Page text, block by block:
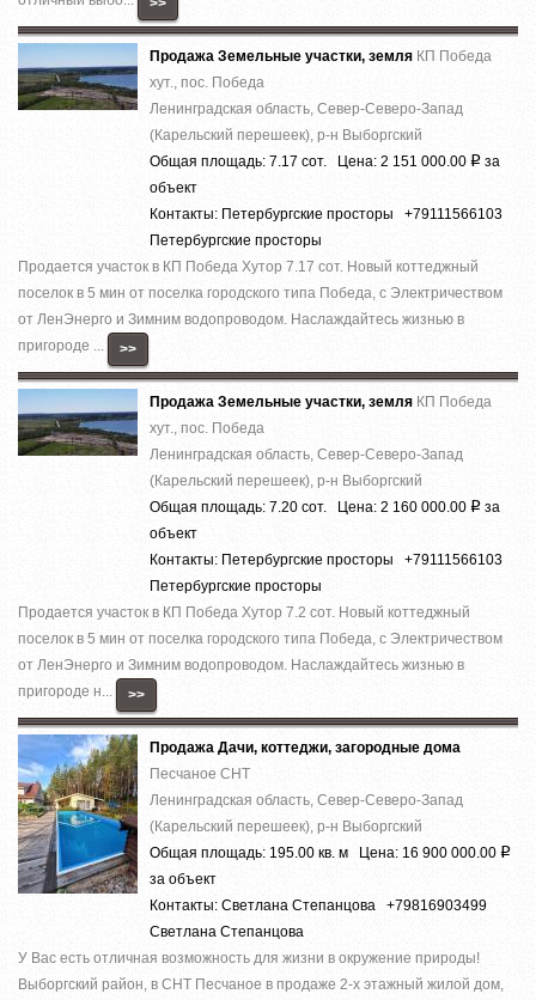
Продажа Земельные участки, земля КП Победа
хут., пос. Победа
Ленинградская область, Север-Северо-Запад
(Карельский перешеек), р-н Выборгский
Общая площадь: 7.17 сот. Цена: 2 151 000.00 Р за
объект
Контакты: Петербургские просторы +79111566103
Петербургские просторы
Продается участок в КП Победа Хутор 7.17 сот. Новый коттеджный
поселок в 5 мин от поселка городского типа Победа, с Электричеством
от ЛенЭнерго и Зимним водопроводом. Наслаждайтесь жизнью в
пригороде ...
>>
Продажа Земельные участки, земля КП Победа
хут., пос. Победа
Ленинградская область, Север-Северо-Запад
(Карельский перешеек), р-н Выборгский
Общая площадь: 7.20 сот. Цена: 2 160 000.00 Р за
объект
Контакты: Петербургские просторы +79111566103
Петербургские просторы
Продается участок в КП Победа Хутор 7.2 сот. Новый коттеджный
поселок в 5 мин от поселка городского типа Победа, с Электричеством
от ЛенЭнерго и Зимним водопроводом. Наслаждайтесь жизнью в
пригороде н...
>>
Продажа Дачи, коттеджи, загородные дома
Песчаное СНТ
Ленинградская область, Север-Северо-Запад
(Карельский перешеек), р-н Выборгский
Общая площадь: 195.00 кв. м Цена: 16 900 000.00 Р
за объект
Контакты: Светлана Степанцова +79816903499
Светлана Степанцова
У Вас есть отличная возможность для жизни в окружение природы!
Выборгский район, в СНТ Песчаное в продаже 2-х этажный жилой дом,